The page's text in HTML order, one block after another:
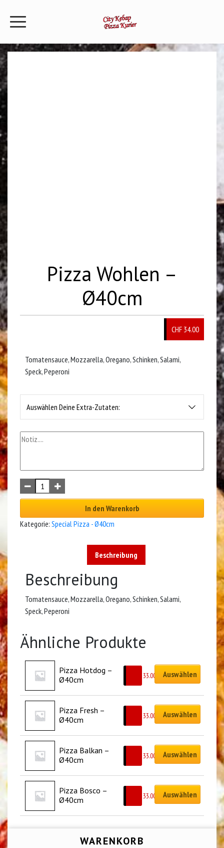
Pizza Wohlen –
Ø40cm
CHF 34.00
Tomatensauce, Mozzarella, Oregano, Schinken, Salami,
Speck, Peperoni
Auswählen Deine Extra-Zutaten:
In den Warenkorb
Kategorie: Special Pizza - Ø40cm
Beschreibung
Beschreibung
Tomatensauce, Mozzarella, Oregano, Schinken, Salami,
Speck, Peperoni
Ähnliche Produkte
Pizza Hotdog –
Ø40cm
33.00 Auswählen
Pizza Fresh –
Ø40cm
33.00 Auswählen
Pizza Balkan –
Ø40cm
33.00 Auswählen
Pizza Bosco –
Ø40cm
33.00 Auswählen
WARENKORB